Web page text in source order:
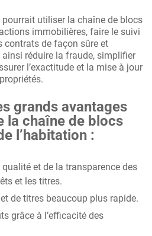
pourrait utiliser la chaîne de blocs
immobilières, faire le suivi
contrats de façon sûre et
réduire la fraude, simplifier
l’exactitude et la mise à jour
grands avantages
la chaîne de blocs
l’habitation :
et de la transparence des
et les titres.
de titres beaucoup plus rapide.
grâce à l’efficacité des